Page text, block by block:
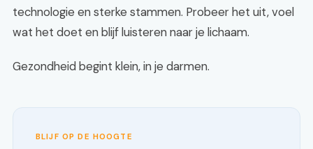
technologie en sterke stammen. Probeer het uit, voel
wat het doet en blijf luisteren naar je lichaam.
Gezondheid begint klein, in je darmen.
BLIJF OP DE HOOGTE